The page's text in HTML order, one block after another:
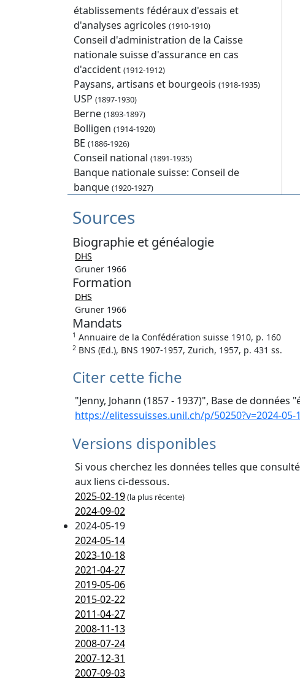
établissements fédéraux d'essais et
d'analyses agricoles (1910-1910)
Conseil d'administration de la Caisse
nationale suisse d'assurance en cas
d'accident (1912-1912)
Paysans, artisans et bourgeois (1918-1935)
USP (1897-1930)
Berne (1893-1897)
Bolligen (1914-1920)
BE (1886-1926)
Conseil national (1891-1935)
Banque nationale suisse: Conseil de
banque (1920-1927)
Sources
Biographie et généalogie
DHS
Gruner 1966
Formation
DHS
Gruner 1966
Mandats
1 Annuaire de la Confédération suisse 1910, p. 160
2 BNS (Ed.), BNS 1907-1957, Zurich, 1957, p. 431 ss.
Citer cette fiche
"Jenny, Johann (1857 - 1937)", Base de données
https://elitessuisses.unil.ch/p/50250?v=2024-05-
Versions disponibles
Si vous cherchez les données telles que
aux liens ci-dessous.
2025-02-19(la plus récente)
2024-09-02
2024-05-19
2024-05-14
2023-10-18
2021-04-27
2019-05-06
2015-02-22
2011-04-27
2008-11-13
2008-07-24
2007-12-31
2007-09-03